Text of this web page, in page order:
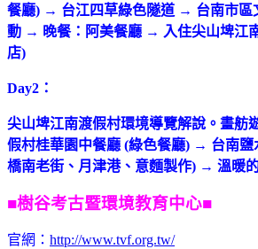
餐廳) → 台江四草綠色隧道 → 台南市區
動 → 晚餐：阿美餐廳 → 入住尖山埤江
店)
Day2：
尖山埤江南渡假村環境導覽解說。畫舫
假村桂華園中餐廳 (綠色餐廳) → 台南鹽
橋南老街、月津港、意麵製作) → 溫暖
■樹谷考古暨環境教育中心■
官網： http://www.tvf.org.tw/